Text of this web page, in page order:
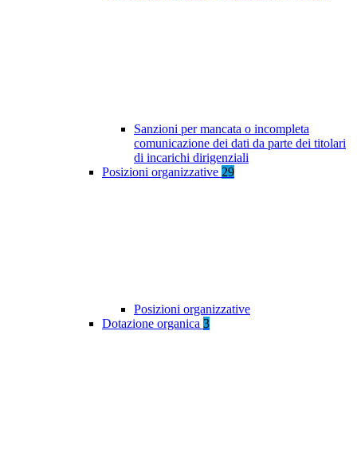
Sanzioni per mancata o incompleta
comunicazione dei dati da parte dei titolari
di incarichi dirigenziali
Posizioni organizzative 29
Posizioni organizzative
Dotazione organica 3